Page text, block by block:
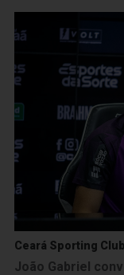
Ceará Sporting Club
João Gabriel